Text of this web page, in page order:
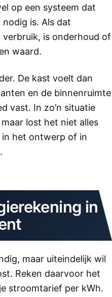
op een systeem dat
is. Als dat
is onderhoud of
waard.
De kast voelt dan
en de binnenruimte
vast. In zo’n situatie
lost het niet alles
in het ontwerp of in
in
maar uiteindelijk wil
Reken daarvoor het
stroomtarief per kWh.